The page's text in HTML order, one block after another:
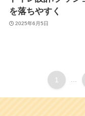
を落ちやすく
2025年6月5日
1